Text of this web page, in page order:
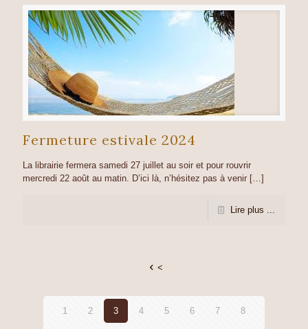
Fermeture estivale 2024
La librairie fermera samedi 27 juillet au soir et pour rouvrir
mercredi 22 août au matin. D’ici là, n’hésitez pas à venir […]
Lire plus ...
<
1 2 3 4 5 6 7 8